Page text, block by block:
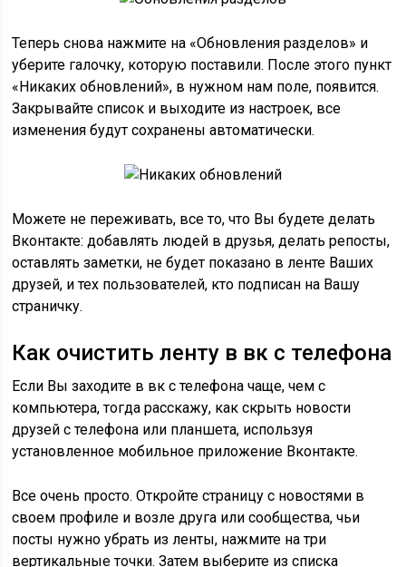
Теперь снова нажмите на «Обновления разделов» и
уберите галочку, которую поставили. После этого пункт
«Никаких обновлений», в нужном нам поле, появится.
Закрывайте список и выходите из настроек, все
изменения будут сохранены автоматически.
Можете не переживать, все то, что Вы будете делать
Вконтакте: добавлять людей в друзья, делать репосты,
оставлять заметки, не будет показано в ленте Ваших
друзей, и тех пользователей, кто подписан на Вашу
страничку.
Как очистить ленту в вк с телефона
Если Вы заходите в вк с телефона чаще, чем с
компьютера, тогда расскажу, как скрыть новости
друзей с телефона или планшета, используя
установленное мобильное приложение Вконтакте.
Все очень просто. Откройте страницу с новостями в
своем профиле и возле друга или сообщества, чьи
посты нужно убрать из ленты, нажмите на три
вертикальные точки. Затем выберите из списка